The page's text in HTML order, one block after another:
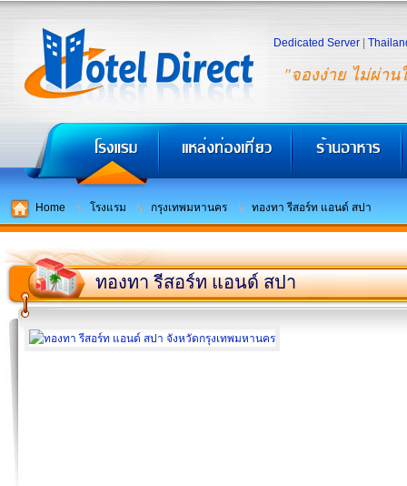
"จองง่าย ไม่ผ่าน
Dedicated Server
Home โรงแรม กรุงเทพมหานคร ทองทา รีสอร์ท แอนด์ สปา
ทองทา รีสอร์ท แอนด์ สปา